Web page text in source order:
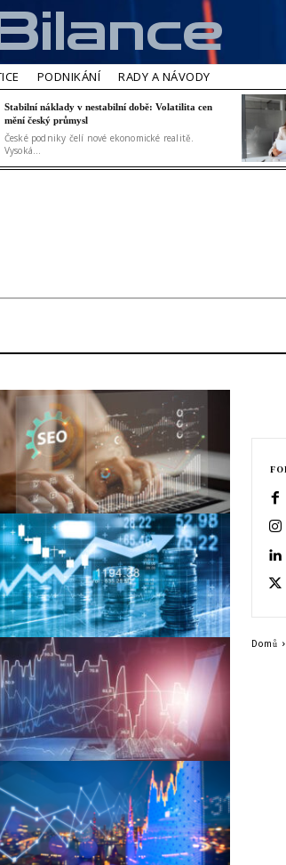
PODNIKÁNÍ RADY A NÁVODY
Stabilní náklady v nestabilní době: Volatilita cen
mění český průmysl
České podniky čelí nové ekonomické realitě.
Vysoká...
Domů